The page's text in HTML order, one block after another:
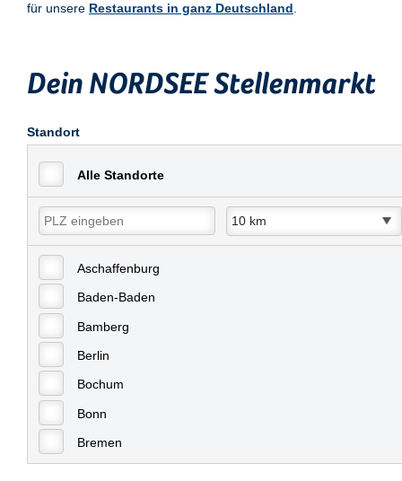
für unsere Restaurants in ganz Deutschland
Dein NORDSEE Stellenmarkt
Standort
Alle Standorte
Aschaffenburg
Baden-Baden
Bamberg
Berlin
Bochum
Bonn
Bremen